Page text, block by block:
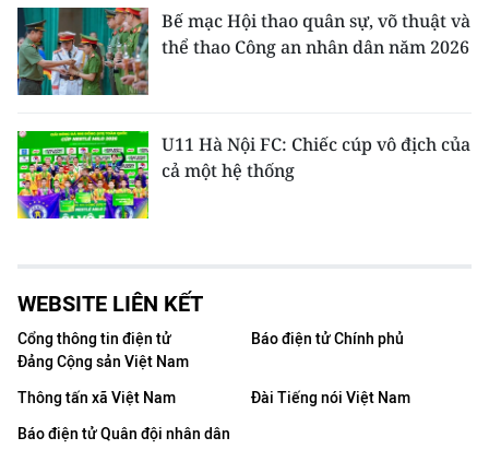
Bế mạc Hội thao quân sự, võ thuật và
thể thao Công an nhân dân năm 2026
U11 Hà Nội FC: Chiếc cúp vô địch của
cả một hệ thống
WEBSITE LIÊN KẾT
Cổng thông tin điện tử
Đảng Cộng sản Việt Nam
Báo điện tử Chính phủ
Thông tấn xã Việt Nam
Đài Tiếng nói Việt Nam
Báo điện tử Quân đội nhân dân